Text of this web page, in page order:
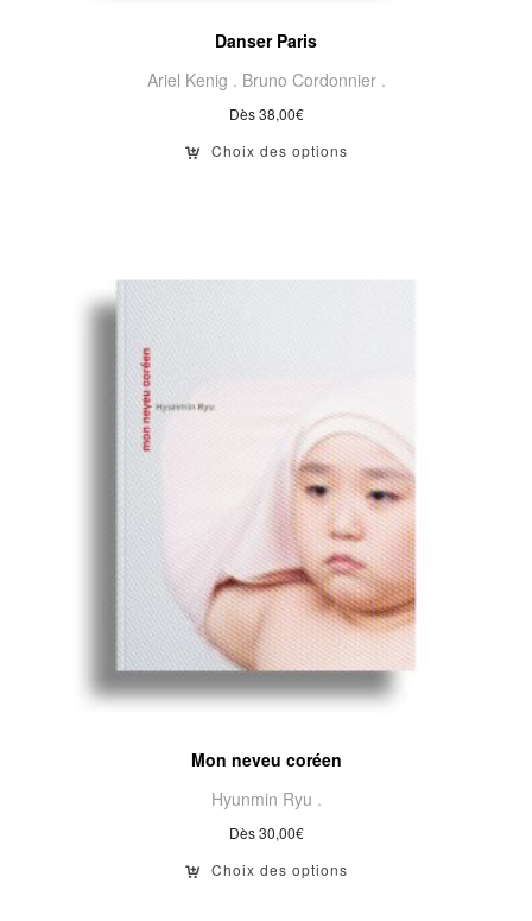
Danser Paris
Ariel Kenig . Bruno Cordonnier .
Dès38,00€
Choix des options
Mon neveu coréen
Hyunmin Ryu .
Dès30,00€
Choix des options